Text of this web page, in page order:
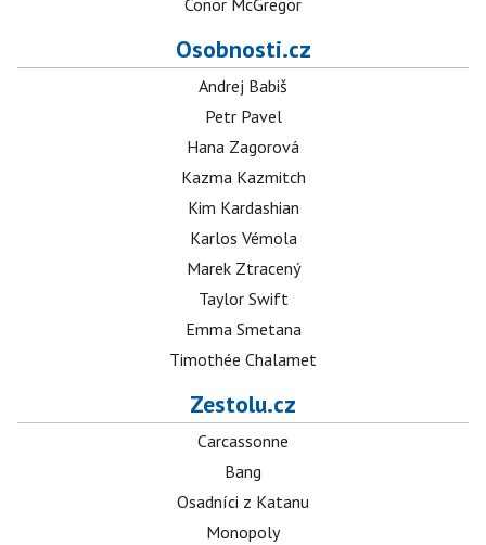
Conor McGregor
Osobnosti.cz
Andrej Babiš
Petr Pavel
Hana Zagorová
Kazma Kazmitch
Kim Kardashian
Karlos Vémola
Marek Ztracený
Taylor Swift
Emma Smetana
Timothée Chalamet
Zestolu.cz
Carcassonne
Bang
Osadníci z Katanu
Monopoly